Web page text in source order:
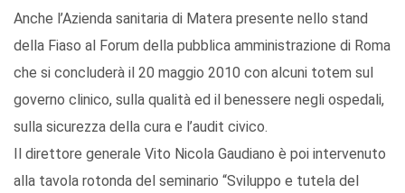
Anche l’Azienda sanitaria di Matera presente nello stand
della Fiaso al Forum della pubblica amministrazione di Roma
che si concluderà il 20 maggio 2010 con alcuni totem sul
governo clinico, sulla qualità ed il benessere negli ospedali,
sulla sicurezza della cura e l’audit civico.
Il direttore generale Vito Nicola Gaudiano è poi intervenuto
alla tavola rotonda del seminario “Sviluppo e tutela del